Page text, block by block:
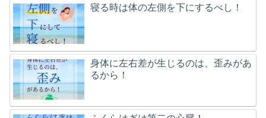
寝る時は体の左側を下にするべし！
身体に左右差が生じるのは、歪みがあ
るから！